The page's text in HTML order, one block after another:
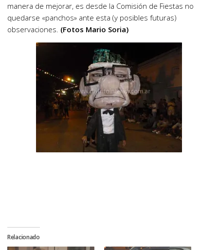
manera de mejorar, es desde la Comisión de Fiestas no
quedarse «panchos» ante esta (y posibles futuras)
observaciones. (Fotos Mario Soria)
Relacionado